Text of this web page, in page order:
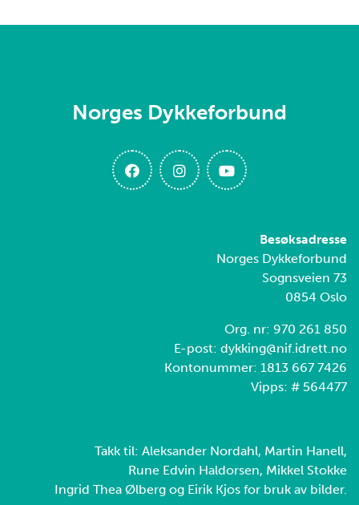
Norges Dykkeforbund
Besøksadresse
Norges Dykkeforbund
Sognsveien 73
0854 Oslo
Org. nr: 970 261 850
E-post: dykking@nif.idrett.no
Kontonummer: 1813 667 7426
Vipps: # 564477
Takk til: Aleksander Nordahl, Martin Hanell,
Rune Edvin Haldorsen, Mikkel Stokke
Ingrid Thea Ølberg og Eirik Kjos for bruk av bilder.